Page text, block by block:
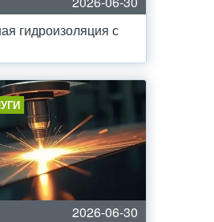
гидроизоляция с
2026-06-30